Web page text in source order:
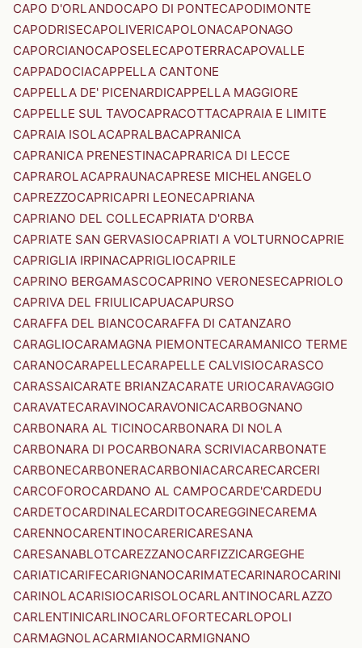
CAPO D'ORLANDOCAPO DI PONTECAPODIMONTE
CAPODRISECAPOLIVERICAPOLONACAPONAGO
CAPORCIANOCAPOSELECAPOTERRACAPOVALLE
CAPPADOCIACAPPELLA CANTONE
CAPPELLA DE' PICENARDICAPPELLA MAGGIORE
CAPPELLE SUL TAVOCAPRACOTTACAPRAIA E LIMITE
CAPRAIA ISOLACAPRALBACAPRANICA
CAPRANICA PRENESTINACAPRARICA DI LECCE
CAPRAROLACAPRAUNACAPRESE MICHELANGELO
CAPREZZOCAPRICAPRI LEONECAPRIANA
CAPRIANO DEL COLLECAPRIATA D'ORBA
CAPRIATE SAN GERVASIOCAPRIATI A VOLTURNOCAPRIE
CAPRIGLIA IRPINACAPRIGLIOCAPRILE
CAPRINO BERGAMASCOCAPRINO VERONESECAPRIOLO
CAPRIVA DEL FRIULICAPUACAPURSO
CARAFFA DEL BIANCOCARAFFA DI CATANZARO
CARAGLIOCARAMAGNA PIEMONTECARAMANICO TERME
CARANOCARAPELLECARAPELLE CALVISIOCARASCO
CARASSAICARATE BRIANZACARATE URIOCARAVAGGIO
CARAVATECARAVINOCARAVONICACARBOGNANO
CARBONARA AL TICINOCARBONARA DI NOLA
CARBONARA DI POCARBONARA SCRIVIACARBONATE
CARBONECARBONERACARBONIACARCARECARCERI
CARCOFOROCARDANO AL CAMPOCARDE'CARDEDU
CARDETOCARDINALECARDITOCAREGGINECAREMA
CARENNOCARENTINOCARERICARESANA
CARESANABLOTCAREZZANOCARFIZZICARGEGHE
CARIATICARIFECARIGNANOCARIMATECARINAROCARINI
CARINOLACARISIOCARISOLOCARLANTINOCARLAZZO
CARLENTINICARLINOCARLOFORTECARLOPOLI
CARMAGNOLACARMIANOCARMIGNANO